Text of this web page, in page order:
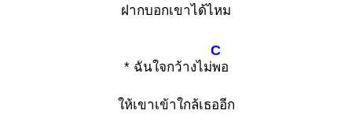
ฝากบอกเขาได้ไหม
* ฉันใจกว้างไม่
C
พอ
ให้เขาเข้าใกล้เธออีก